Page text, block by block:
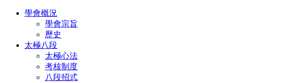
學會概況
學會宗旨
歷史
太極八段
太極心法
考核制度
八段招式